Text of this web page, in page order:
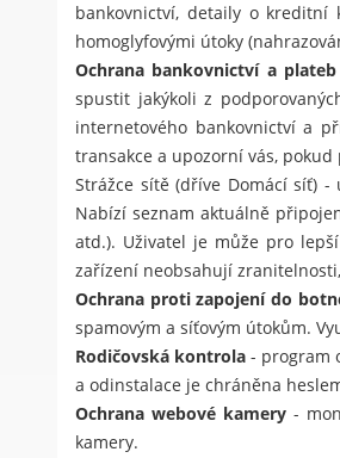
bankovnictví, detaily o
homoglyfovými útoky
Ochrana bankovnictví a plateb
spustit jakýkoli z
internetového bankovnictví a
transakce a upozorní vás,
Strážce sítě (dříve Domácí síť)
Nabízí seznam aktuálně
atd.). Uživatel je může pro
zařízení neobsahují
Ochrana proti zapojení do
spamovým a síťovým útokům.
Rodičovská kontrola - program
a odinstalace je chráněna
Ochrana webové kamery-
kamery.